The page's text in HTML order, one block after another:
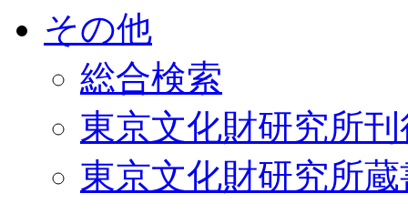
その他
総合検索
東京文化財研究所
東京文化財研究所